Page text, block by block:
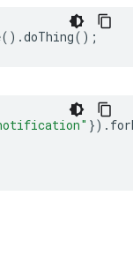
().doThing();
}).